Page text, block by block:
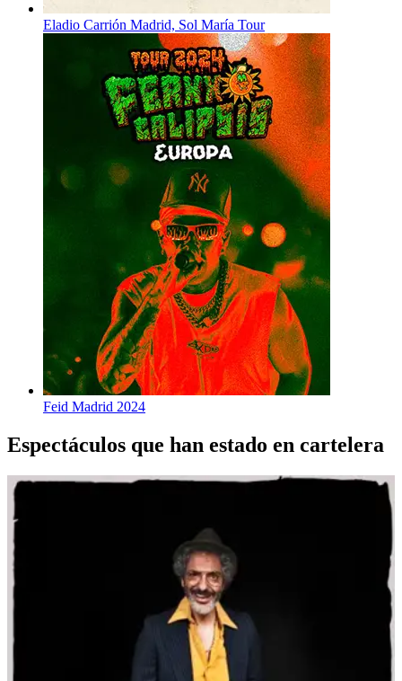
Eladio Carrión Madrid, Sol María Tour
Feid Madrid 2024
Espectáculos que han estado en cartelera